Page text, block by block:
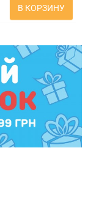
В КОРЗИНУ